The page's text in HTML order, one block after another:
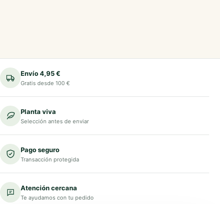
Envío 4,95 €
Gratis desde 100 €
Planta viva
Selección antes de enviar
Pago seguro
Transacción protegida
Atención cercana
Te ayudamos con tu pedido